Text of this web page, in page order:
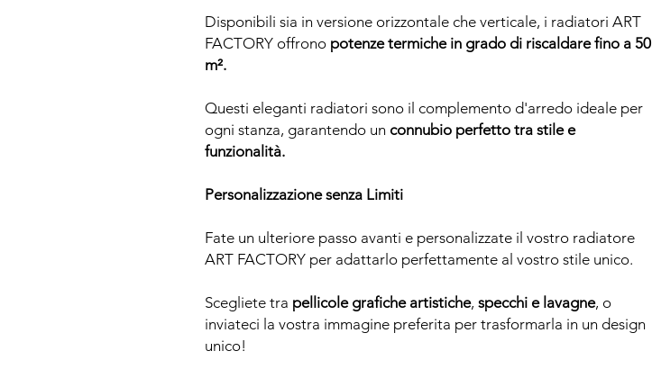
Disponibili sia in versione orizzontale che verticale, i radiatori ART
FACTORY offrono potenze termiche in grado di riscaldare fino a 50
m².
Questi eleganti radiatori sono il complemento d'arredo ideale per
ogni stanza, garantendo un connubio perfetto tra stile e
funzionalità.
Personalizzazione senza Limiti
Fate un ulteriore passo avanti e personalizzate il vostro radiatore
ART FACTORY per adattarlo perfettamente al vostro stile unico.
Scegliete tra pellicole grafiche artistiche, specchi e lavagne, o
inviateci la vostra immagine preferita per trasformarla in un design
unico!